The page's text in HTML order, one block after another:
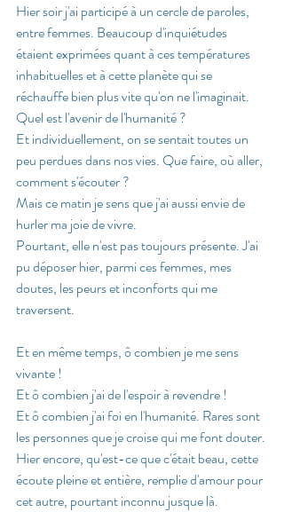
Hier soir j'ai participé à un cercle de paroles,
entre femmes. Beaucoup d'inquiétudes
étaient exprimées quant à ces températures
inhabituelles et à cette planète qui se
réchauffe bien plus vite qu'on ne l'imaginait.
Quel est l'avenir de l'humanité ?
Et individuellement, on se sentait toutes un
peu perdues dans nos vies. Que faire, où aller,
comment s'écouter ?
Mais ce matin je sens que j'ai aussi envie de
hurler ma joie de vivre.
Pourtant, elle n'est pas toujours présente. J'ai
pu déposer hier, parmi ces femmes, mes
doutes, les peurs et inconforts qui me
traversent.
Et en même temps, ô combien je me sens
vivante !
Et ô combien j'ai de l'espoir à revendre !
Et ô combien j'ai foi en l'humanité. Rares sont
les personnes que je croise qui me font douter.
Hier encore, qu'est-ce que c'était beau, cette
écoute pleine et entière, remplie d'amour pour
cet autre, pourtant inconnu jusque là.